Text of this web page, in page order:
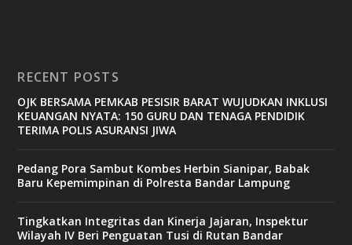
RECENT POSTS
OJK BERSAMA PEMKAB PESISIR BARAT WUJUDKAN INKLUSI
KEUANGAN NYATA: 150 GURU DAN TENAGA PENDIDIK
TERIMA POLIS ASURANSI JIWA
Pedang Pora Sambut Kombes Herbin Sianipar, Babak
Baru Kepemimpinan di Polresta Bandar Lampung
Tingkatkan Integritas dan Kinerja Jajaran, Inspektur
Wilayah IV Beri Penguatan Tusi di Rutan Bandar